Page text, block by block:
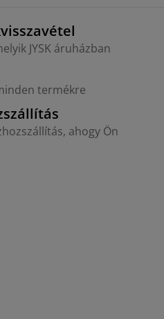
JYSK áruházban
termékre
ahogy Ön